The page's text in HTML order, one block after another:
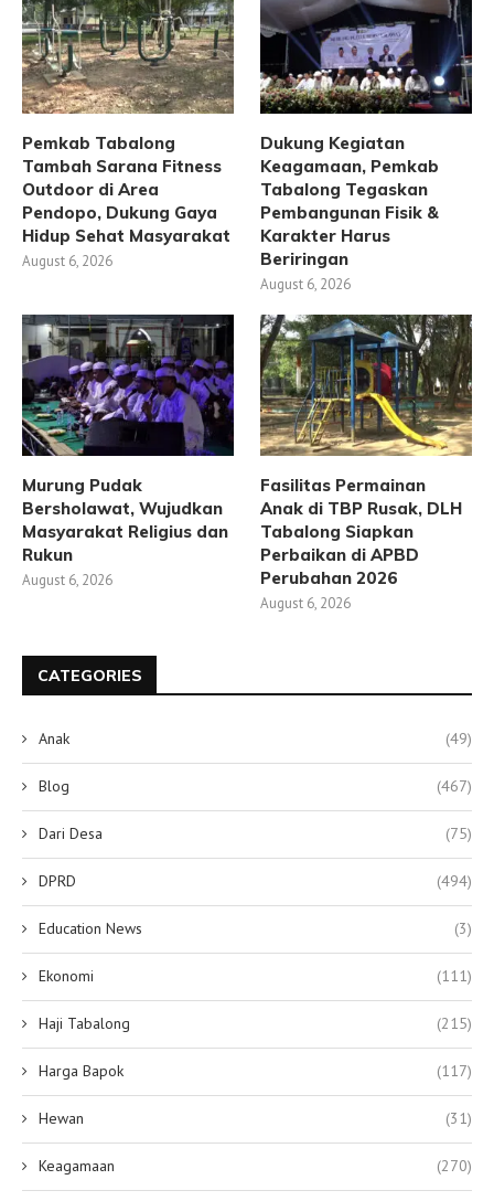
Pemkab Tabalong
Tambah Sarana Fitness
Outdoor di Area
Pendopo, Dukung Gaya
Hidup Sehat Masyarakat
August 6, 2026
Dukung Kegiatan
Keagamaan, Pemkab
Tabalong Tegaskan
Pembangunan Fisik &
Karakter Harus
Beriringan
August 6, 2026
Murung Pudak
Bersholawat, Wujudkan
Masyarakat Religius dan
Rukun
August 6, 2026
Fasilitas Permainan
Anak di TBP Rusak, DLH
Tabalong Siapkan
Perbaikan di APBD
Perubahan 2026
August 6, 2026
CATEGORIES
Anak (49)
Blog (467)
Dari Desa (75)
DPRD (494)
Education News (3)
Ekonomi (111)
Haji Tabalong (215)
Harga Bapok (117)
Hewan (31)
Keagamaan (270)